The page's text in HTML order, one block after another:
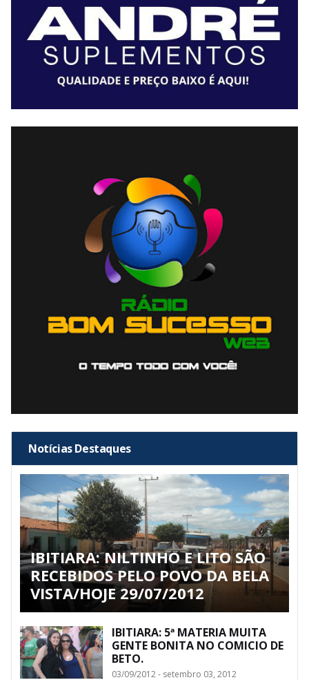
Notícias Destaques
IBITIARA: NILTINHO E LITO SÃO
RECEBIDOS PELO POVO DA BELA
VISTA/HOJE 29/07/2012
IBITIARA: 5ª MATERIA MUITA
GENTE BONITA NO COMICIO DE
BETO.
03/09/2012 - setembro 03, 2012